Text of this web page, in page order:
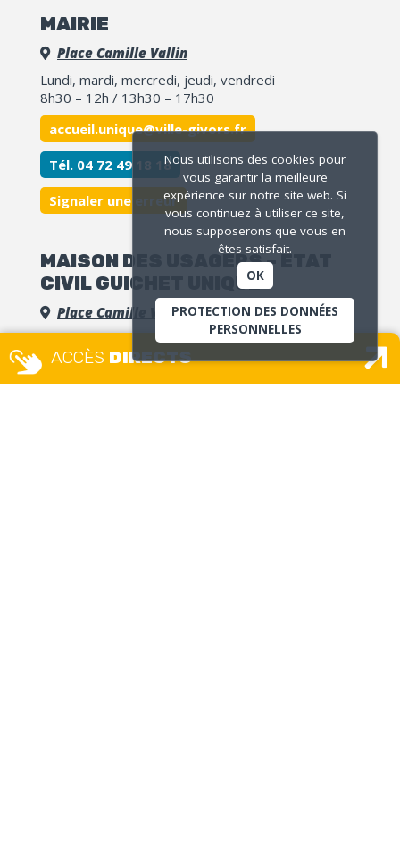
ACCÈS DIRECTS
MAIRIE
Place Camille Vallin
Lundi, mardi, mercredi, jeudi, vendredi
8h30 – 12h / 13h30 – 17h30
accueil.unique@ville-givors.fr
Tél. 04 72 49 18 18
Signaler une erreur
MAISON DES USAGERS – ETAT
CIVIL GUICHET UNIQUE
Place Camille Vallin
Lundi, mercredi et jeudi :
8h – 12h30 / 13h30 – 17h
Mardi
Nous utilisons des cookies pour
vous garantir la meilleure
expérience sur notre site web. Si
vous continuez à utiliser ce site,
nous supposerons que vous en
êtes satisfait.
OK
PROTECTION DES DONNÉES
PERSONNELLES